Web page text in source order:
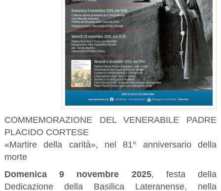
COMMEMORAZIONE DEL VENERABILE PADRE
PLACIDO CORTESE
«Martire della carità», nel 81° anniversario della
morte
Domenica 9 novembre 2025, festa della
Dedicazione della Basilica Lateranense, nella